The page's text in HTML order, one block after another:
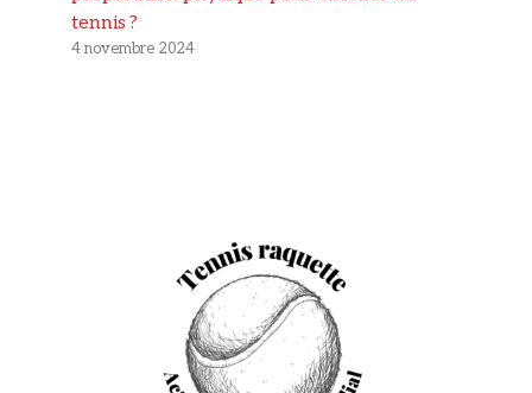
tennis ?
4 novembre 2024